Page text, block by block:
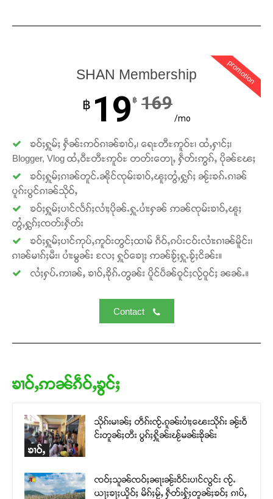
တႃႇႁႂ်ႈသဵင်ၵၢင်ၸႂ်ၵူၼ်းမိူင်း ၵူႈတီႈၵူႈလႅၼ်ပေႃးတေၸွ
promotion
SHAN Membership
฿ 19 ฿ 169
/mo
ၶဝ်ႈႁူမ်ႈ ႁဵၼ်းဢဝ်ၵၢၼ်ၶၢဝ်ႇ၊ ရေႊတီႊဢူဝ်ႊ၊ ထႆႇႁၢင်ႈ၊
Blogger, Vlog ထႆႇဝီႊတီႊဢူဝ်ႊ တတ်းတေႃႇ ႁဵတ်းဢွၵ်ႇ ပိုၼ်ၽႄႈ
ၶဝ်ႈႁူမ်ႈၵၢၼ်တူင်ႉၼိုင်ၸုမ်းၶၢဝ်ႇၽူႈတွႆႇႁွၵ်ႈ ၼႂ်းၶၵ်ႉၵၢၼ်
ပူၵ်းပွင်ၵၢၼ်သိုဝ်ႇ
ၶဝ်ႈႁူမ်ႈပၢင်လႅၵ်ႈလၢႆႈပိုၼ်ႉႁူႉပၢႆးႁၼ် ဢၼ်ၸုမ်းၶၢဝ်ႇၽူႈ
တွႆႇႁွၵ်ႈၸတ်းႁဵတ်း
ၶဝ်ႈႁူမ်ႈပၢင်ဢုပ်ႇဢူဝ်းတွင်ႈထၢမ် ၵဵဝ်ႇၵပ်းငဝ်းလၢႆးၵၢၼ်မိူင်း၊
ၵၢၼ်မၢၵ်ႈမီး၊ ပၢႆးမွၼ်း လႄႈ ႁူဝ်ၶေႃႈ ဢၼ်ၶႂ်ႈႁူႉၶႂ်ႈငိၼ်း။
လႆႈႁပ်ႉဢၢၼ်ႇ ၶၢဝ်ႇၶိုၵ်ႉတွၼ်း ပိူင်ပဵၼ်ဝူင်ႈလႂ်ဝူင်ႈ ၼၼ်ႉ။
Contact
ၶၢဝ်ႇဢၼ်ၵဵဝ်ႇၶွင်ႈ
ၶၢဝ်ႇ
သိုၵ်းမၢၼ်ႈ တဵၵ်းၸႂ်ႉၵူၼ်းပၢႆႈၽေးသိုၵ်း ၼႂ်းဝဵ
င်းတူၼ်ႈတီး ပွၵ်ႈႁိူၼ်းၽႂ်မၼ်းၶိုၼ်း
ၸဝ်ႈသူၼ်ၸဝ်ႈၼႃးၼႂ်းဝဵင်းပၢင်လွင်း ၸႂ်ႉ
ယႃႈၶႃႈယိူဝ်ႈ မိၵ်ႈမႂ်ႇ ႁဵတ်းႁႂ်ႈတူၼ်ႈၶဝ်ႈ ၵၢပ်ႇ